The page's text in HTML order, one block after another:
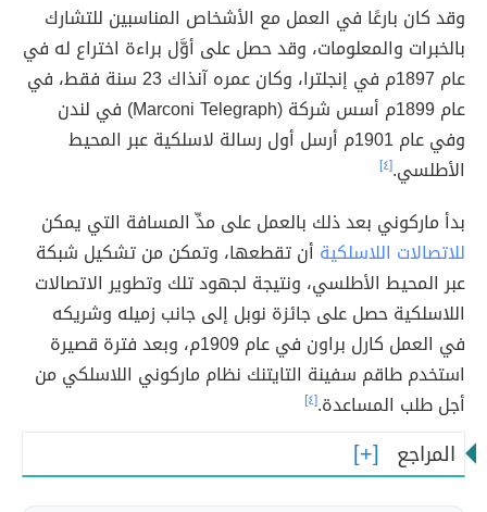
وقد كان بارعًا في العمل مع الأشخاص المناسبين للتشارك
بالخبرات والمعلومات، وقد حصل على أوَّل براءة اختراع له في
عام 1897م في إنجلترا، وكان عمره آنذاك 23 سنة فقط، في
عام 1899م أسس شركة (Marconi Telegraph) في لندن
وفي عام 1901م أرسل أول رسالة لاسلكية عبر المحيط
الأطلسي.[٤]
بدأ ماركوني بعد ذلك بالعمل على مدِّ المسافة التي يمكن
للاتصالات اللاسلكية أن تقطعها، وتمكن من تشكيل شبكة
عبر المحيط الأطلسي، ونتيجة لجهود تلك وتطوير الاتصالات
اللاسلكية حصل على جائزة نوبل إلى جانب زميله وشريكه
في العمل كارل براون في عام 1909م، وبعد فترة قصيرة
استخدم طاقم سفينة التايتنك نظام ماركوني اللاسلكي من
أجل طلب المساعدة.[٤]
المراجع